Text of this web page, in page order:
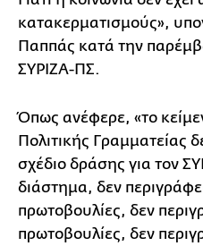
κατακερματισμούς»,
Παππάς κατά την
ΣΥΡΙΖΑ-ΠΣ.
Όπως ανέφερε, «το
Πολιτικής Γραμματείας
σχέδιο δράσης για τον
διάστημα, δεν
πρωτοβουλίες, δεν
πρωτοβουλίες, δεν